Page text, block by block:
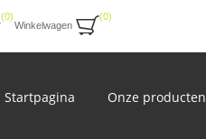
(0)
Winkelwagen
(0)
Startpagina Onze producten